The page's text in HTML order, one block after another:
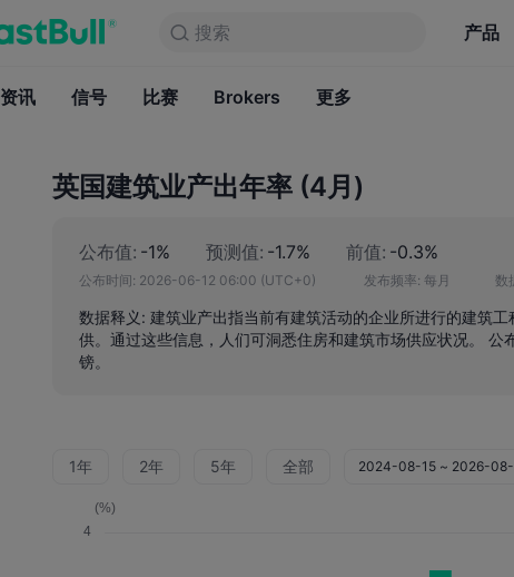
搜索 产品
资讯 信号
搜索
资讯 信号 比赛 Brokers 更多
英国建筑业产出年率 (4月)
公布值: -1% 预测值: -1.7% 前值: -0.3%
公布时间: 2026-06-12 06:00 (UTC+0) 发布频率: 每月 数
数据释义: 建筑业产出指当前有建筑活动的企业所进行的建筑
供。通过这些信息，人们可洞悉住房和建筑市场供应状况。
镑。
1年 2年 5年 全部